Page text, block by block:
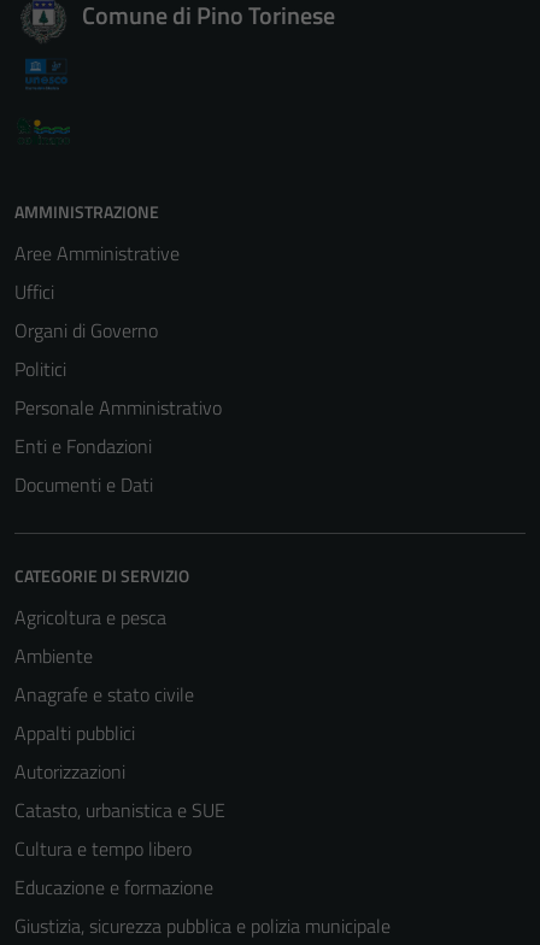
Comune di Pino Torinese
AMMINISTRAZIONE
Aree Amministrative
Uffici
Organi di Governo
Politici
Personale Amministrativo
Enti e Fondazioni
Documenti e Dati
CATEGORIE DI SERVIZIO
Agricoltura e pesca
Ambiente
Anagrafe e stato civile
Appalti pubblici
Autorizzazioni
Catasto, urbanistica e SUE
Cultura e tempo libero
Educazione e formazione
Giustizia, sicurezza pubblica e polizia municipale